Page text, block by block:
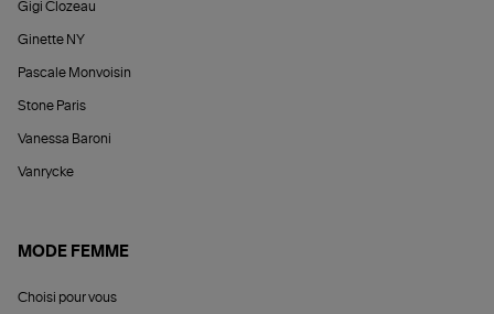
Gigi Clozeau
Ginette NY
Pascale Monvoisin
Stone Paris
Vanessa Baroni
Vanrycke
MODE FEMME
Choisi pour vous